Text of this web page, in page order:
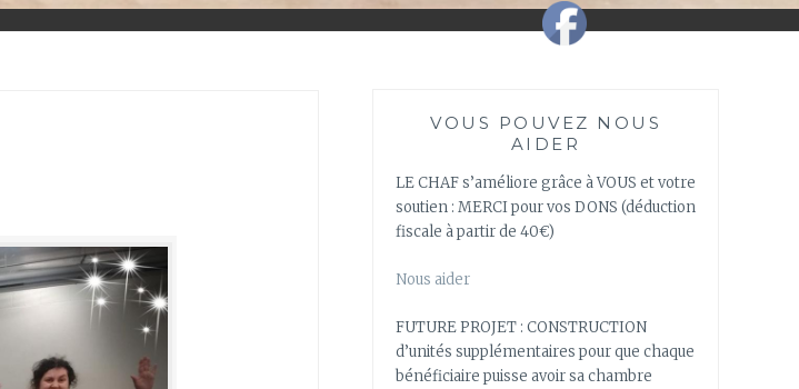
VOUS POUVEZ NOUS
AIDER
LE CHAF s’améliore grâce à VOUS et votre
soutien : MERCI pour vos DONS (déduction
fiscale à partir de 40€)
Nous aider
FUTURE PROJET : CONSTRUCTION
d’unités supplémentaires pour que chaque
bénéficiaire puisse avoir sa chambre